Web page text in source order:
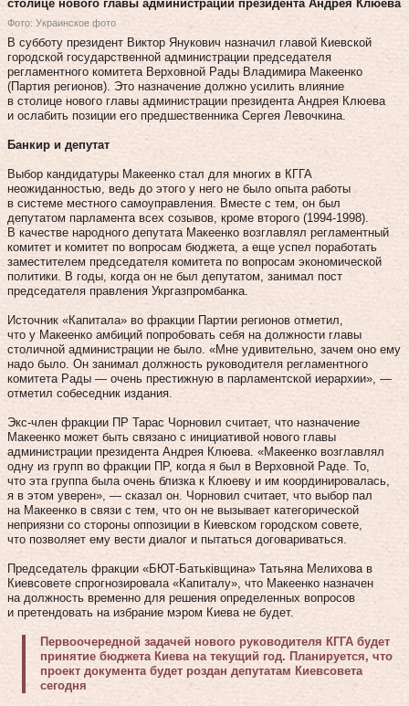
столице нового главы администрации президента Андрея Клюева
Фото: Украинское фото
В субботу президент Виктор Янукович назначил главой Киевской
городской государственной администрации председателя
регламентного комитета Верховной Рады Владимира Макеенко
(Партия регионов). Это назначение должно усилить влияние
в столице нового главы администрации президента Андрея Клюева
и ослабить позиции его предшественника Сергея Левочкина.
Банкир и депутат
Выбор кандидатуры Макеенко стал для многих в КГГА
неожиданностью, ведь до этого у него не было опыта работы
в системе местного самоуправления. Вместе с тем, он был
депутатом парламента всех созывов, кроме второго (1994-1998).
В качестве народного депутата Макеенко возглавлял регламентный
комитет и комитет по вопросам бюджета, а еще успел поработать
заместителем председателя комитета по вопросам экономической
политики. В годы, когда он не был депутатом, занимал пост
председателя правления Укргазпромбанка.
Источник «Капитала» во фракции Партии регионов отметил,
что у Макеенко амбиций попробовать себя на должности главы
столичной администрации не было. «Мне удивительно, зачем оно ему
надо было. Он занимал должность руководителя регламентного
комитета Рады — очень престижную в парламентской иерархии», —
отметил собеседник издания.
Экс-член фракции ПР Тарас Чорновил считает, что назначение
Макеенко может быть связано с инициативой нового главы
администрации президента Андрея Клюева. «Макеенко возглавлял
одну из групп во фракции ПР, когда я был в Верховной Раде. То,
что эта группа была очень близка к Клюеву и им координировалась,
я в этом уверен», — сказал он. Чорновил считает, что выбор пал
на Макеенко в связи с тем, что он не вызывает категорической
неприязни со стороны оппозиции в Киевском городском совете,
что позволяет ему вести диалог и пытаться договариваться.
Председатель фракции «БЮТ-Батьківщина» Татьяна Мелихова в
Киевсовете спрогнозировала «Капиталу», что Макеенко назначен
на должность временно для решения определенных вопросов
и претендовать на избрание мэром Киева не будет.
Первоочередной задачей нового руководителя КГГА будет
принятие бюджета Киева на текущий год. Планируется, что
проект документа будет роздан депутатам Киевсовета
сегодня